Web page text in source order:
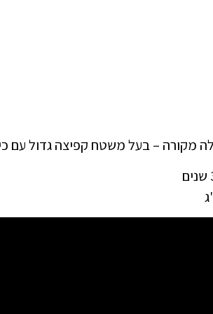
מקורה – בעל משטח קפיצה גדול עם